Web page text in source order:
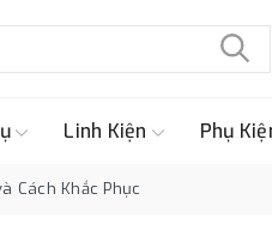
Linh Kiện Phụ
Cách Khắc Phục